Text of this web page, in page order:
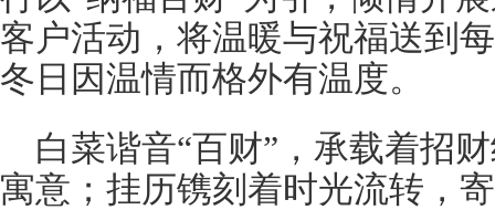
客户活动，将温暖与祝福送到
冬日因温情而格外有温度。
白菜谐音“百财”，承载着招
寓意；挂历镌刻着时光流转，